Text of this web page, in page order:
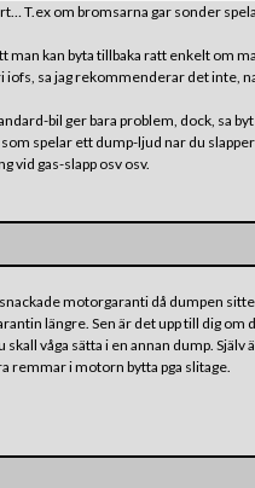
T.ex om bromsarna gar sonder
man kan byta tillbaka ratt enkelt om
iofs, sa jag rekommenderar det inte,
bil ger bara problem, dock, sa
spelar ett dump-ljud nar du
vid gas-slapp osv osv.
motorgaranti då dumpen
längre. Sen är det upp till dig
våga sätta i en annan dump.
remmar i motorn bytta pga slitage.